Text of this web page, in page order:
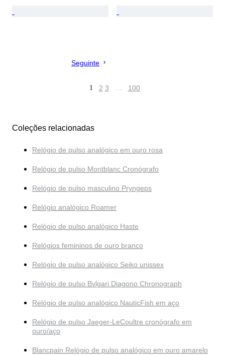
Seguinte
1 2 3 … 100
Coleções relacionadas
Relógio de pulso analógico em ouro rosa
Relógio de pulso Montblanc Cronógrafo
Relógio de pulso masculino Pryngeps
Relógio analógico Roamer
Relógio de pulso analógico Haste
Relógios femininos de ouro branco
Relógio de pulso analógico Seiko unissex
Relógio de pulso Bvlgari Diagono Chronograph
Relógio de pulso analógico NauticFish em aço
Relógio de pulso Jaeger-LeCoultre cronógrafo em
ouro/aço
Blancpain Relógio de pulso analógico em ouro amarelo